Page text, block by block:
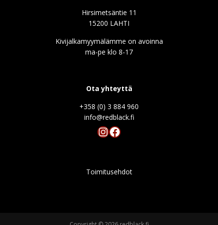
Hirsimetsäntie 11
15200 LAHTI
Kivijalkamyymälämme on avoinna
ma-pe klo 8-17
Ota yhteyttä
+358 (0) 3 884 960
info@redblack.f
Instagram
Facebook
Toimitusehdot